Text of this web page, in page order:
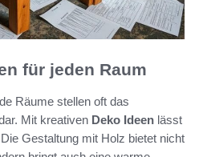
für jeden Raum
Räume stellen oft das
Mit kreativen Deko Ideen lässt
Gestaltung mit Holz bietet nicht